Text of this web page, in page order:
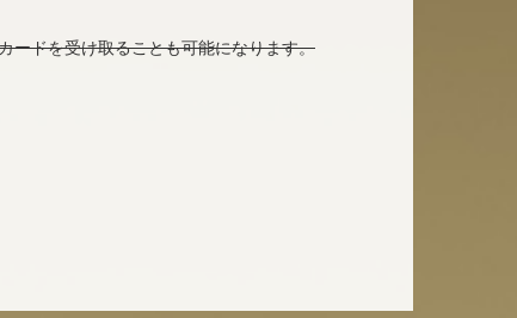
ードを受け取ることも可能になります。